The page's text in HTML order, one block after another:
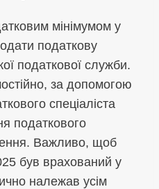
мінімумом у
податкову
податкової служби.
за допомогою
спеціаліста
податкового
Важливо, щоб
був врахований у
належав усім